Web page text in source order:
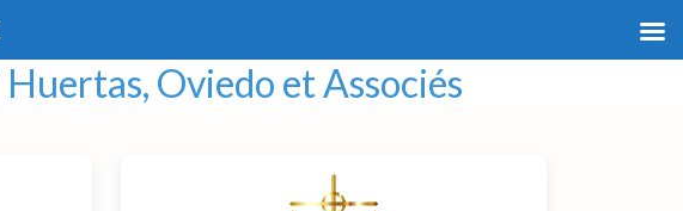
Huertas, Oviedo et Associés